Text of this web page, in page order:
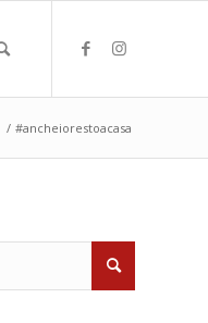
/ #ancheiorestoacasa